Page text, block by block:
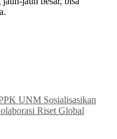
UNM Sosialisasikan
Riset Global